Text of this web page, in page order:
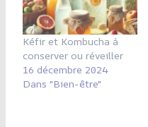
Kéfir et Kombucha à
conserver ou réveiller
16 décembre 2024
Dans "Bien-être"